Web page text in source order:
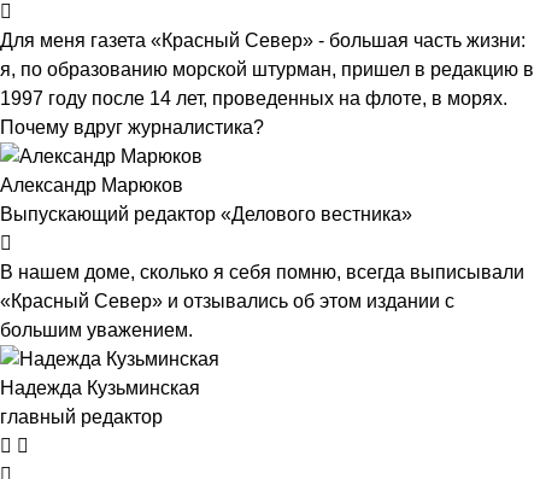
Для меня газета «Красный Север» - большая часть жизни:
я, по образованию морской штурман, пришел в редакцию в
1997 году после 14 лет, проведенных на флоте, в морях.
Почему вдруг журналистика?
Александр Марюков
Выпускающий редактор «Делового вестника»
В нашем доме, сколько я себя помню, всегда выписывали
«Красный Север» и отзывались об этом издании с
большим уважением.
Надежда Кузьминская
главный редактор